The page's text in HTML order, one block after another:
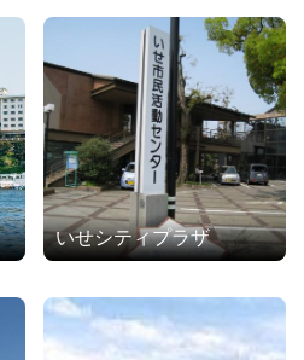
いせシティプラザ